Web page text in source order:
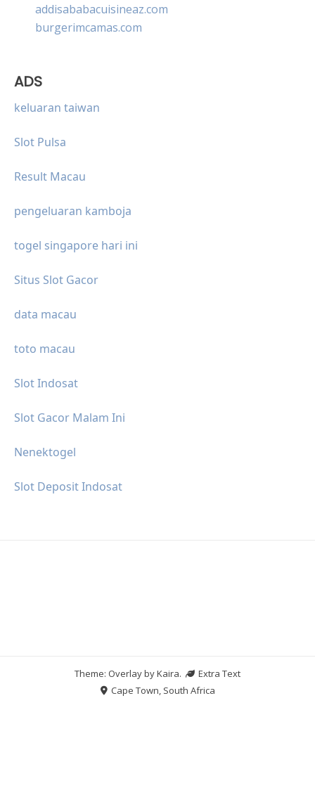
addisababacuisineaz.com
burgerimcamas.com
ADS
keluaran taiwan
Slot Pulsa
Result Macau
pengeluaran kamboja
togel singapore hari ini
Situs Slot Gacor
data macau
toto macau
Slot Indosat
Slot Gacor Malam Ini
Nenektogel
Slot Deposit Indosat
Theme: Overlay byKaira.
Extra Text
Cape Town, South Africa